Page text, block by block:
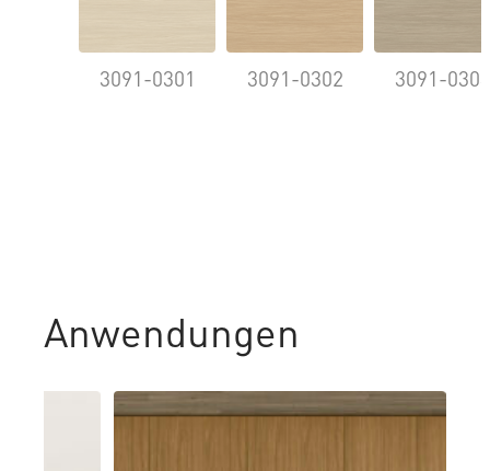
3091-0301 3091-0302 3091-0303
Anwendungen